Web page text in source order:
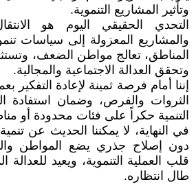
وتأثير المشاريع التنموية.
التحدي الحقيقي اليوم هو
والمشاريع المعزولة إلى سياسات
المناطق، تعالج مواطن الضعف،
وتحقق العدالة الاجتماعية والمجالية.
إننا أمام فرصة ثمينة لإعادة التفكير
الثروات والفرص، وضمان استفادة
التنمية حكراً على فئات محدودة أو
في النهاية، لا يمكننا الحديث عن
دون إصلاح جذري يضع المواطن
قلب العملية التنموية، ويعيد للعدالة
طال انتظاره.